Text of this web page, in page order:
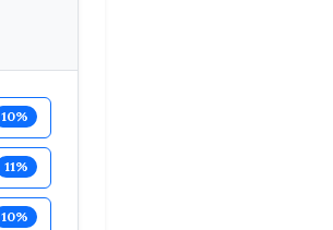
10%
11%
10%